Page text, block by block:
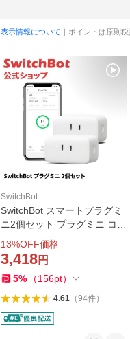
表示情報について ｜ポイントは原則
SwitchBot
SwitchBot スマートプラグミ
ニ2個セット プラグミニ コン
セント スイッチボット 消費
電力 タイマー 節電・省エネ
遠隔操作 音声 Bluetooth&Wi-
Fi対応 Alexa
13%OFF価格
3,418円
5% （156pt）
4.61（94件）